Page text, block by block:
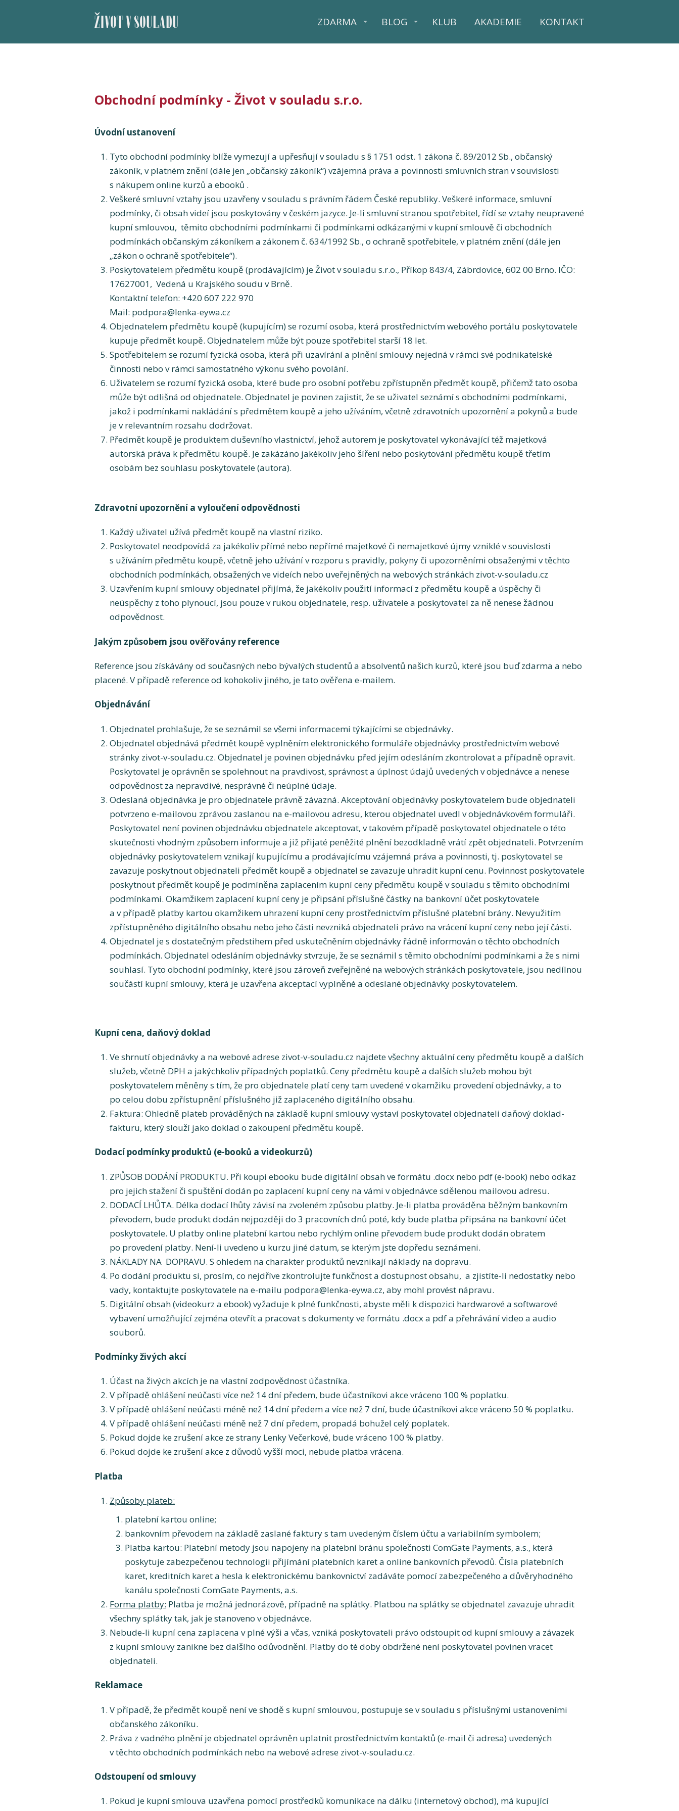
ŽIVOT V SOULADU ZDARMA BLOG KLUB AKADEMIE KONTAKT
Obchodní podmínky - Život v souladu s.r.o.
Úvodní ustanovení
Tyto obchodní podmínky blíže vymezují a upřesňují v souladu s § 1751 odst. 1 zákona č. 89/2012 Sb., občanský
zákoník, v platném znění (dále jen „občanský zákoník“) vzájemná práva a povinnosti smluvních stran v souvislosti
s nákupem online kurzů a ebooků .
Veškeré smluvní vztahy jsou uzavřeny v souladu s právním řádem České republiky. Veškeré informace, smluvní
podmínky, či obsah videí jsou poskytovány v českém jazyce. Je-li smluvní stranou spotřebitel, řídí se vztahy neupravené
kupní smlouvou, těmito obchodními podmínkami či podmínkami odkázanými v kupní smlouvě či obchodních
podmínkách občanským zákoníkem a zákonem č. 634/1992 Sb., o ochraně spotřebitele, v platném znění (dále jen
„zákon o ochraně spotřebitele“).
Poskytovatelem předmětu koupě (prodávajícím) je Život v souladu s.r.o., Příkop 843/4, Zábrdovice, 602 00 Brno. IČO:
17627001, Vedená u Krajského soudu v Brně.
Kontaktní telefon: +420 607 222 970
Mail: podpora@lenka-eywa.cz
Objednatelem předmětu koupě (kupujícím) se rozumí osoba, která prostřednictvím webového portálu poskytovatele
kupuje předmět koupě. Objednatelem může být pouze spotřebitel starší 18 let.
Spotřebitelem se rozumí fyzická osoba, která při uzavírání a plnění smlouvy nejedná v rámci své podnikatelské
činnosti nebo v rámci samostatného výkonu svého povolání.
Uživatelem se rozumí fyzická osoba, které bude pro osobní potřebu zpřístupněn předmět koupě, přičemž tato osoba
může být odlišná od objednatele. Objednatel je povinen zajistit, že se uživatel seznámí s obchodními podmínkami,
jakož i podmínkami nakládání s předmětem koupě a jeho užíváním, včetně zdravotních upozornění a pokynů a bude
je v relevantním rozsahu dodržovat.
Předmět koupě je produktem duševního vlastnictví, jehož autorem je poskytovatel vykonávající též majetková
autorská práva k předmětu koupě. Je zakázáno jakékoliv jeho šíření nebo poskytování předmětu koupě třetím
osobám bez souhlasu poskytovatele (autora).
Zdravotní upozornění a vyloučení odpovědnosti
Každý uživatel užívá předmět koupě na vlastní riziko.
Poskytovatel neodpovídá za jakékoliv přímé nebo nepřímé majetkové či nemajetkové újmy vzniklé v souvislosti
s užíváním předmětu koupě, včetně jeho užívání v rozporu s pravidly, pokyny či upozorněními obsaženými v těchto
obchodních podmínkách, obsažených ve videích nebo uveřejněných na webových stránkách zivot-v-souladu.cz
Uzavřením kupní smlouvy objednatel přijímá, že jakékoliv použití informací z předmětu koupě a úspěchy či
neúspěchy z toho plynoucí, jsou pouze v rukou objednatele, resp. uživatele a poskytovatel za ně nenese žádnou
odpovědnost.
Jakým způsobem jsou ověřovány reference
Reference jsou získávány od současných nebo bývalých studentů a absolventů našich kurzů, které jsou buď zdarma a nebo
placené. V případě reference od kohokoliv jiného, je tato ověřena e-mailem.
Objednávání
Objednatel prohlašuje, že se seznámil se všemi informacemi týkajícími se objednávky.
Objednatel objednává předmět koupě vyplněním elektronického formuláře objednávky prostřednictvím webové
stránky zivot-v-souladu.cz. Objednatel je povinen objednávku před jejím odesláním zkontrolovat a případně opravit.
Poskytovatel je oprávněn se spolehnout na pravdivost, správnost a úplnost údajů uvedených v objednávce a nenese
odpovědnost za nepravdivé, nesprávné či neúplné údaje.
Odeslaná objednávka je pro objednatele právně závazná. Akceptování objednávky poskytovatelem bude objednateli
potvrzeno e-mailovou zprávou zaslanou na e-mailovou adresu, kterou objednatel uvedl v objednávkovém formuláři.
Poskytovatel není povinen objednávku objednatele akceptovat, v takovém případě poskytovatel objednatele o této
skutečnosti vhodným způsobem informuje a již přijaté peněžité plnění bezodkladně vrátí zpět objednateli. Potvrzením
objednávky poskytovatelem vznikají kupujícímu a prodávajícímu vzájemná práva a povinnosti, tj. poskytovatel se
zavazuje poskytnout objednateli předmět koupě a objednatel se zavazuje uhradit kupní cenu. Povinnost poskytovatele
poskytnout předmět koupě je podmíněna zaplacením kupní ceny předmětu koupě v souladu s těmito obchodními
podmínkami. Okamžikem zaplacení kupní ceny je připsání příslušné částky na bankovní účet poskytovatele
a v případě platby kartou okamžikem uhrazení kupní ceny prostřednictvím příslušné platební brány. Nevyužitím
zpřístupněného digitálního obsahu nebo jeho části nevzniká objednateli právo na vrácení kupní ceny nebo její části.
Objednatel je s dostatečným předstihem před uskutečněním objednávky řádně informován o těchto obchodních
podmínkách. Objednatel odesláním objednávky stvrzuje, že se seznámil s těmito obchodními podmínkami a že s nimi
souhlasí. Tyto obchodní podmínky, které jsou zároveň zveřejněné na webových stránkách poskytovatele, jsou nedílnou
součástí kupní smlouvy, která je uzavřena akceptací vyplněné a odeslané objednávky poskytovatelem.
Kupní cena, daňový doklad
Ve shrnutí objednávky a na webové adrese zivot-v-souladu.cz najdete všechny aktuální ceny předmětu koupě a dalších
služeb, včetně DPH a jakýchkoliv případných poplatků. Ceny předmětu koupě a dalších služeb mohou být
poskytovatelem měněny s tím, že pro objednatele platí ceny tam uvedené v okamžiku provedení objednávky, a to
po celou dobu zpřístupnění příslušného již zaplaceného digitálního obsahu.
Faktura: Ohledně plateb prováděných na základě kupní smlouvy vystaví poskytovatel objednateli daňový doklad-
fakturu, který slouží jako doklad o zakoupení předmětu koupě.
Dodací podmínky produktů (e-booků a videokurzů)
ZPŮSOB DODÁNÍ PRODUKTU. Při koupi ebooku bude digitální obsah ve formátu .docx nebo pdf (e-book) nebo odkaz
pro jejich stažení či spuštění dodán po zaplacení kupní ceny na vámi v objednávce sdělenou mailovou adresu.
DODACÍ LHŮTA. Délka dodací lhůty závisí na zvoleném způsobu platby. Je-li platba prováděna běžným bankovním
převodem, bude produkt dodán nejpozději do 3 pracovních dnů poté, kdy bude platba připsána na bankovní účet
poskytovatele. U platby online platební kartou nebo rychlým online převodem bude produkt dodán obratem
po provedení platby. Není-li uvedeno u kurzu jiné datum, se kterým jste dopředu seznámeni.
NÁKLADY NA DOPRAVU. S ohledem na charakter produktů nevznikají náklady na dopravu.
Po dodání produktu si, prosím, co nejdříve zkontrolujte funkčnost a dostupnost obsahu, a zjistíte-li nedostatky nebo
vady, kontaktujte poskytovatele na e-mailu podpora@lenka-eywa.cz, aby mohl provést nápravu.
Digitální obsah (videokurz a ebook) vyžaduje k plné funkčnosti, abyste měli k dispozici hardwarové a softwarové
vybavení umožňující zejména otevřít a pracovat s dokumenty ve formátu .docx a pdf a přehrávání video a audio
souborů.
Podmínky živých akcí
Účast na živých akcích je na vlastní zodpovědnost účastníka.
V případě ohlášení neúčasti více než 14 dní předem, bude účastníkovi akce vráceno 100 % poplatku.
V případě ohlášení neúčasti méně než 14 dní předem a více než 7 dní, bude účastníkovi akce vráceno 50 % poplatku.
V případě ohlášení neúčasti méně než 7 dní předem, propadá bohužel celý poplatek.
Pokud dojde ke zrušení akce ze strany Lenky Večerkové, bude vráceno 100 % platby.
Pokud dojde ke zrušení akce z důvodů vyšší moci, nebude platba vrácena.
Platba
Způsoby plateb:
platební kartou online;
bankovním převodem na základě zaslané faktury s tam uvedeným číslem účtu a variabilním symbolem;
Platba kartou: Platební metody jsou napojeny na platební bránu společnosti ComGate Payments, a.s., která
poskytuje zabezpečenou technologii přijímání platebních karet a online bankovních převodů. Čísla platebních
karet, kreditních karet a hesla k elektronickému bankovnictví zadáváte pomocí zabezpečeného a důvěryhodného
kanálu společnosti ComGate Payments, a.s.
Forma platby: Platba je možná jednorázově, případně na splátky. Platbou na splátky se objednatel zavazuje uhradit
všechny splátky tak, jak je stanoveno v objednávce.
Nebude-li kupní cena zaplacena v plné výši a včas, vzniká poskytovateli právo odstoupit od kupní smlouvy a závazek
z kupní smlouvy zanikne bez dalšího odůvodnění. Platby do té doby obdržené není poskytovatel povinen vracet
objednateli.
Reklamace
V případě, že předmět koupě není ve shodě s kupní smlouvou, postupuje se v souladu s příslušnými ustanoveními
občanského zákoníku.
Práva z vadného plnění je objednatel oprávněn uplatnit prostřednictvím kontaktů (e-mail či adresa) uvedených
v těchto obchodních podmínkách nebo na webové adrese zivot-v-souladu.cz.
Odstoupení od smlouvy
Pokud je kupní smlouva uzavřena pomocí prostředků komunikace na dálku (internetový obchod), má kupující